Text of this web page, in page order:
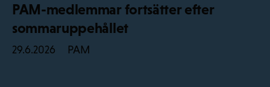
PAM-medlemmar fortsätter efter
sommaruppehållet
29.6.2026 PAM